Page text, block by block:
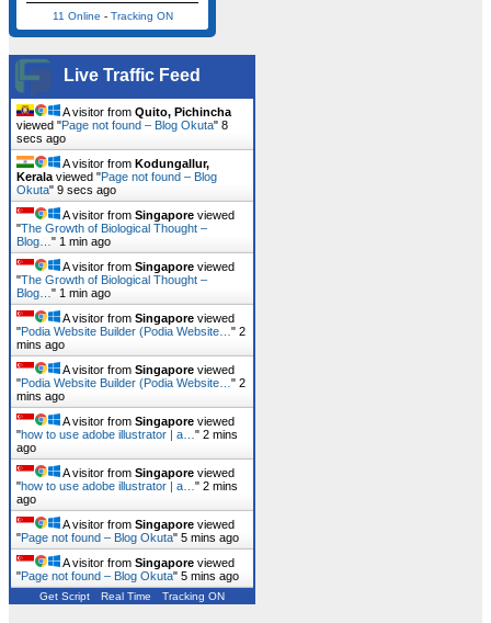
11 Online - Tracking ON
Live Traffic Feed
A visitor from Quito, Pichincha
viewed "Page not found – Blog Okuta" 8
secs ago
A visitor from Kodungallur,
Kerala viewed "Page not found – Blog
Okuta" 9 secs ago
A visitor from Singapore viewed
"The Growth of Biological Thought –
Blog… " 1 min ago
A visitor from Singapore viewed
"The Growth of Biological Thought –
Blog… " 1 min ago
A visitor from Singapore viewed
"Podia Website Builder (Podia Website… " 2
mins ago
A visitor from Singapore viewed
"Podia Website Builder (Podia Website… " 2
mins ago
A visitor from Singapore viewed
"how to use adobe illustrator | a… " 2 mins
ago
A visitor from Singapore viewed
"how to use adobe illustrator | a… " 2 mins
ago
A visitor from Singapore viewed
"Page not found – Blog Okuta" 5 mins ago
A visitor from Singapore viewed
"Page not found – Blog Okuta" 5 mins ago
Get Script Real Time Tracking ON